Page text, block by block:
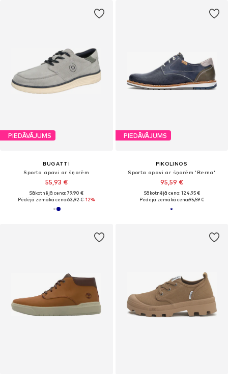
PIEDĀVĀJUMS
BUGATTI
Sporta apavi ar šņorēm
55,93 €
Sākotnējā cena: 79,90 €
Pēdējā zemākā cena:63,92 €-12%
PIEDĀVĀJUMS
PIKOLINOS
Sporta apavi ar šņorēm 'Berna'
95,59 €
Sākotnējā cena: 124,95 €
Pēdējā zemākā cena:95,59 €